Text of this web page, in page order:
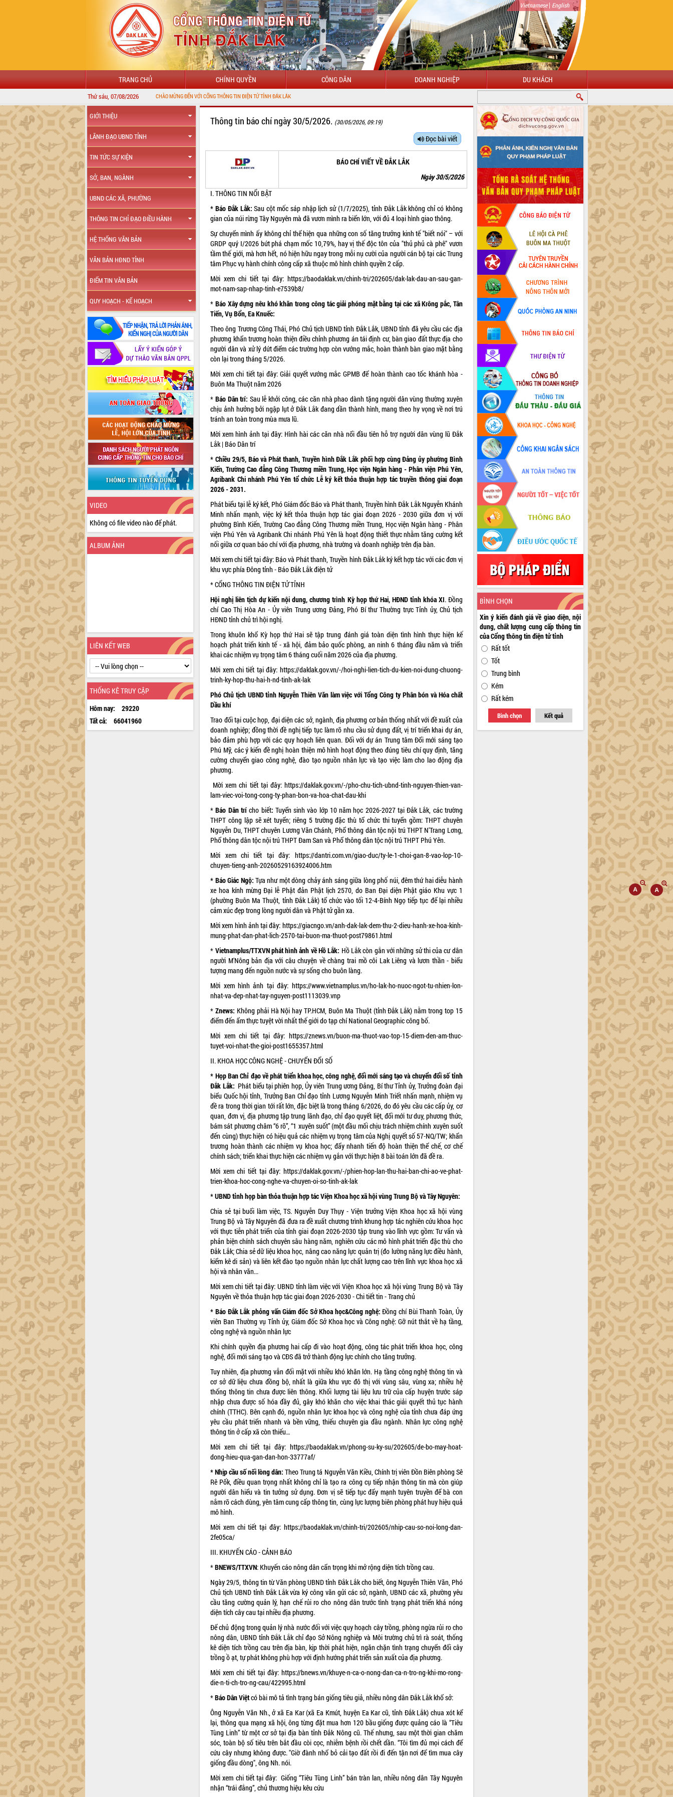
Vietnamese| English
TRANG CHỦ CHÍNH QUYỀN CÔNG DÂN DOANH NGHIỆP DU KHÁCH
Thứ sáu, 07/08/2026
GIỚI THIỆU
LÃNH ĐẠO UBND TỈNH
TIN TỨC SỰ KIỆN
SỞ, BAN, NGÀNH
UBND CÁC XÃ, PHƯỜNG
THÔNG TIN CHỈ ĐẠO ĐIỀU HÀNH
HỆ THỐNG VĂN BẢN
VĂN BẢN HĐND TỈNH
ĐIỂM TIN VĂN BẢN
QUY HOẠCH - KẾ HOẠCH
VIDEO
Không có file video nào để phát.
ALBUM ẢNH
LIÊN KẾT WEB
THỐNG KÊ TRUY CẬP
Hôm nay:
29220
Tất cả:
66041960
Thông tin báo chí ngày 30/5/2026. (30/05/2026, 09:19)
Đọc bài viết
BÁO CHÍ VIẾT VỀ ĐẮK LẮK
Ngày 30/5/2026
I. THÔNG TIN NỔI BẬT
* Báo Đắk Lắk:Sau cột mốc sáp nhập lịch sử (1/7/2025), tỉnh Đắk Lắk không chỉ có không
gian của núi rừng Tây Nguyên mà đã vươn mình ra biển lớn, với đủ 4 loại hình giao thông.
Sự chuyển mình ấy không chỉ thể hiện qua những con số tăng trưởng kinh tế "biết nói" – với
GRDP quý I/2026 bứt phá chạm mốc 10,79%, hay vị thế độc tôn của "thủ phủ cà phê" vươn
tầm thế giới, mà hơn hết, nó hiện hữu ngay trong mỗi nụ cười của người cán bộ tại các Trung
tâm Phục vụ hành chính công cấp xã thuộc mô hình chính quyền 2 cấp.
Mời xem chi tiết tại đây: https://baodaklak.vn/chinh-tri/202605/dak-lak-dau-an-sau-gan-
mot-nam-sap-nhap-tinh-e7539b8/
* Báo Xây dựng nêu khó khăn trong công tác giải phóng mặt bằng tại các xã Krông pắc, Tân
Tiến, Vụ Bổn, Ea Knuếc:
Theo ông Trương Công Thái, Phó Chủ tịch UBND tỉnh Đắk Lắk, UBND tỉnh đã yêu cầu các địa
phương khẩn trương hoàn thiện điều chỉnh phương án tái định cư, bàn giao đất thực địa cho
người dân và xử lý dứt điểm các trường hợp còn vướng mắc, hoàn thành bàn giao mặt bằng
còn lại trong tháng 5/2026.
Mời xem chi tiết tại đây:Giải quyết vướng mắc GPMB để hoàn thành cao tốc khánh hòa -
Buôn Ma Thuột năm 2026
* Báo Dân trí: Sau lễ khởi công, các căn nhà phao dành tặng người dân vùng thường xuyên
chịu ảnh hưởng bởi ngập lụt ở Đắk Lắk đang dần thành hình, mang theo hy vọng về nơi trú
tránh an toàn trong mùa mưa lũ.
Mời xem hình ảnh tại đây: Hình hài các căn nhà nổi đầu tiên hỗ trợ người dân vùng lũ Đắk
Lắk | Báo Dân trí
* Chiều 29/5, Báo và Phát thanh, Truyền hình Đắk Lắk phối hợp cùng Đảng ủy phường Bình
Kiến, Trường Cao đẳng Công Thương miền Trung, Học viện Ngân hàng - Phân viện Phú Yên,
Agribank Chi nhánh Phú Yên tổ chức Lễ ký kết thỏa thuận hợp tác truyền thông giai đoạn
2026 - 2031.
Phát biểu tại lễ ký kết, Phó Giám đốc Báo và Phát thanh, Truyền hình Đắk Lắk Nguyễn Khánh
Minh nhấn mạnh, việc ký kết thỏa thuận hợp tác giai đoạn 2026 - 2030 giữa đơn vị với
phường Bình Kiến, Trường Cao đẳng Công Thương miền Trung, Học viện Ngân hàng - Phân
viện Phú Yên và Agribank Chi nhánh Phú Yên là hoạt động thiết thực nhằm tăng cường kết
nối giữa cơ quan báo chí với địa phương, nhà trường và doanh nghiệp trên địa bàn.
Mời xem chi tiết tại đây: Báo và Phát thanh, Truyền hình Đắk Lắk ký kết hợp tác với các đơn vị
khu vực phía Đông tỉnh - Báo Đắk Lắk điện tử
* CỔNG THÔNG TIN ĐIỆN TỬ TỈNH
Hội nghị liên tịch dự kiến nội dung, chương trình Kỳ họp thứ Hai, HĐND tỉnh khóa XI. Đồng
chí Cao Thị Hòa An - Ủy viên Trung ương Đảng, Phó Bí thư Thường trực Tỉnh ủy, Chủ tịch
HĐND tỉnh chủ trì hội nghị.
Trong khuôn khổ Kỳ họp thứ Hai sẽ tập trung đánh giá toàn diện tình hình thực hiện kế
hoạch phát triển kinh tế - xã hội, đảm bảo quốc phòng, an ninh 6 tháng đầu năm và triển
khai các nhiệm vụ trọng tâm 6 tháng cuối năm 2026 của địa phương.
Mời xem chi tiết tại đây: https://daklak.gov.vn/-/hoi-nghi-lien-tich-du-kien-noi-dung-chuong-
trinh-ky-hop-thu-hai-h-nd-tinh-ak-lak
Phó Chủ tịch UBND tỉnh Nguyễn Thiên Văn làm việc với Tổng Công ty Phân bón và Hóa chất
Dầu khí
Trao đổi tại cuộc họp, đại diện các sở, ngành, địa phương cơ bản thống nhất với đề xuất của
doanh nghiệp; đồng thời đề nghị tiếp tục làm rõ nhu cầu sử dụng đất, vị trí triển khai dự án,
bảo đảm phù hợp với các quy hoạch liên quan. Đối với dự án Trung tâm Đổi mới sáng tạo
Phú Mỹ, các ý kiến đề nghị hoàn thiện mô hình hoạt động theo đúng tiêu chí quy định, tăng
cường chuyển giao công nghệ, đào tạo nguồn nhân lực và tạo việc làm cho lao động địa
phương.
Mời xem chi tiết tại đây: https://daklak.gov.vn/-/pho-chu-tich-ubnd-tinh-nguyen-thien-van-
lam-viec-voi-tong-cong-ty-phan-bon-va-hoa-chat-dau-khi
*Báo Dân trícho biết: Tuyển sinh vào lớp 10 năm học 2026-2027 tại Đắk Lắk, các trường
THPT công lập sẽ xét tuyển; riêng 5 trường đặc thù tổ chức thi tuyển gồm: THPT chuyên
Nguyễn Du, THPT chuyên Lương Văn Chánh, Phổ thông dân tộc nội trú THPT N'Trang Lơng,
Phổ thông dân tộc nội trú THPT Đam San và Phổ thông dân tộc nội trú THPT Phú Yên.
Mời xem chi tiết tại đây: https://dantri.com.vn/giao-duc/ty-le-1-choi-gan-8-vao-lop-10-
chuyen-tieng-anh-20260529163924006.htm
* Báo Giác Ngộ:Tựa như một dòng chảy ánh sáng giữa lòng phố núi, đêm thứ hai diễu hành
xe hoa kính mừng Đại lễ Phật đản Phật lịch 2570, do Ban Đại diện Phật giáo Khu vực 1
(phường Buôn Ma Thuột, tỉnh Đắk Lắk) tổ chức vào tối 12-4-Bính Ngọ tiếp tục để lại nhiều
cảm xúc đẹp trong lòng người dân và Phật tử gần xa.
Mời xem hình ảnh tại đây: https://giacngo.vn/anh-dak-lak-dem-thu-2-dieu-hanh-xe-hoa-kinh-
mung-phat-dan-phat-lich-2570-tai-buon-ma-thuot-post79861.html
* Vietnamplus/TTXVN phát hình ảnh về Hồ Lắk: Hồ Lắk còn gắn với những sử thi của cư dân
người M'Nông bản địa với câu chuyện về chàng trai mồ côi Lak Liêng và lươn thần - biểu
tượng mang đến nguồn nước và sự sống cho buôn làng.
Mời xem hình ảnh tại đây: https://www.vietnamplus.vn/ho-lak-ho-nuoc-ngot-tu-nhien-lon-
nhat-va-dep-nhat-tay-nguyen-post1113039.vnp
*Znews: Không phải Hà Nội hay TP.HCM, Buôn Ma Thuột (tỉnh Đắk Lắk) nằm trong top 15
điểm đến ẩm thực tuyệt vời nhất thế giới do tạp chí National Geographic công bố.
Mời xem chi tiết tại đây: https://znews.vn/buon-ma-thuot-vao-top-15-diem-den-am-thuc-
tuyet-voi-nhat-the-gioi-post1655357.html
II. KHOA HỌC CÔNG NGHỆ - CHUYỂN ĐỔI SỐ
* Họp Ban Chỉ đạo về phát triển khoa học, công nghệ, đổi mới sáng tạo và chuyển đổi số tỉnh
Đắk Lắk: Phát biểu tại phiên họp, Ủy viên Trung ương Đảng, Bí thư Tỉnh ủy, Trưởng đoàn đại
biểu Quốc hội tỉnh, Trưởng Ban Chỉ đạo tỉnh Lương Nguyễn Minh Triết nhấn mạnh, nhiệm vụ
đề ra trong thời gian tới rất lớn, đặc biệt là trong tháng 6/2026, do đó yêu cầu các cấp ủy, cơ
quan, đơn vị, địa phương tập trung lãnh đạo, chỉ đạo quyết liệt, đổi mới tư duy, phương thức,
bám sát phương châm “6 rõ”, “1 xuyên suốt” (một đầu mối chịu trách nhiệm chính xuyên suốt
đến cùng) thực hiện có hiệu quả các nhiệm vụ trọng tâm của Nghị quyết số 57-NQ/TW; khẩn
trương hoàn thành các nhiệm vụ khoa học; đẩy nhanh tiến độ hoàn thiện thể chế, cơ chế
chính sách; triển khai thực hiện các nhiệm vụ gắn với thực hiện 8 bài toán lớn đã đề ra.
Mời xem chi tiết tại đây: https://daklak.gov.vn/-/phien-hop-lan-thu-hai-ban-chi-ao-ve-phat-
trien-khoa-hoc-cong-nghe-va-chuyen-oi-so-tinh-ak-lak
* UBND tỉnh họp bàn thỏa thuận hợp tác Viện Khoa học xã hội vùng Trung Bộ và Tây Nguyên:
Chia sẻ tại buổi làm việc, TS. Nguyễn Duy Thụy - Viện trưởng Viện Khoa học xã hội vùng
Trung Bộ và Tây Nguyên đã đưa ra đề xuất chương trình khung hợp tác nghiên cứu khoa học
với thực tiễn phát triển của tỉnh giai đoạn 2026-2030 tập trung vào lĩnh vực gồm: Tư vấn và
phản biện chính sách chuyên sâu hàng năm, nghiên cứu các mô hình phát triển đặc thù cho
Đắk Lắk; Chia sẻ dữ liệu khoa học, nâng cao năng lực quản trị (đo lường năng lực điều hành,
kiểm kê di sản) và liên kết đào tạo nguồn nhân lực chất lượng cao trên lĩnh vực khoa học xã
hội và nhân văn...
Mời xem chi tiết tại đây: UBND tỉnh làm việc với Viện Khoa học xã hội vùng Trung Bộ và Tây
Nguyên về thỏa thuận hợp tác giai đoạn 2026-2030 - Chi tiết tin - Trang chủ
* Báo Đắk Lắk phỏng vấn Giám đốc Sở Khoa học&Công nghệ:Đồng chí Bùi Thanh Toàn, Ủy
viên Ban Thường vụ Tỉnh ủy, Giám đốc Sở Khoa học và Công nghệ: Gỡ nút thắt về hạ tầng,
công nghệ và nguồn nhân lực
Khi chính quyền địa phương hai cấp đi vào hoạt động, công tác phát triển khoa học, công
nghệ, đổi mới sáng tạo và CĐS đã trở thành động lực chính cho tăng trưởng.
Tuy nhiên, địa phương vẫn đối mặt với nhiều khó khăn lớn. Hạ tầng công nghệ thông tin và
cơ sở dữ liệu chưa đồng bộ, nhất là giữa khu vực đô thị với vùng sâu, vùng xa; nhiều hệ
thống thông tin chưa được liên thông. Khối lượng tài liệu lưu trữ của cấp huyện trước sáp
nhập chưa được số hóa đầy đủ, gây khó khăn cho việc khai thác giải quyết thủ tục hành
chính (TTHC). Bên cạnh đó, nguồn nhân lực khoa học và công nghệ của tỉnh chưa đáp ứng
yêu cầu phát triển nhanh và bền vững, thiếu chuyên gia đầu ngành. Nhân lực công nghệ
thông tin ở cấp xã còn thiếu…
Mời xem chi tiết tại đây: https://baodaklak.vn/phong-su-ky-su/202605/de-bo-may-hoat-
dong-hieu-qua-gan-dan-hon-33777af/
* Nhịp cầu số nối lòng dân:Theo Trung tá Nguyễn Văn Kiều, Chính trị viên Đồn Biên phòng Sê
Rê Pốk, điều quan trọng nhất không chỉ là tạo ra công cụ tiếp nhận thông tin mà còn giúp
người dân hiểu và tin tưởng sử dụng. Đơn vị sẽ tiếp tục đẩy mạnh tuyên truyền để bà con
nắm rõ cách dùng, yên tâm cung cấp thông tin, cùng lực lượng biên phòng phát huy hiệu quả
mô hình.
Mời xem chi tiết tại đây: https://baodaklak.vn/chinh-tri/202605/nhip-cau-so-noi-long-dan-
2fe05ca/
III. KHUYẾN CÁO - CẢNH BÁO
*BNEWS/TTXVN: Khuyến cáo nông dân cẩn trọng khi mở rộng diện tích trồng cau.
Ngày 29/5, thông tin từ Văn phòng UBND tỉnh Đắk Lắk cho biết, ông Nguyễn Thiên Văn, Phó
Chủ tịch UBND tỉnh Đắk Lắk vừa ký công văn gửi các sở, ngành, UBND các xã, phường yêu
cầu tăng cường quản lý, hạn chế rủi ro cho nông dân trước tình trạng phát triển khá nóng
diện tích cây cau tại nhiều địa phương.
Để chủ động trong quản lý nhà nước đối với việc quy hoạch cây trồng, phòng ngừa rủi ro cho
nông dân, UBND tỉnh Đắk Lắk chỉ đạo Sở Nông nghiệp và Môi trường chủ trì rà soát, thống
kê diện tích trồng cau trên địa bàn, kịp thời phát hiện, ngăn chặn tình trạng chuyển đổi cây
trồng ồ ạt, tự phát không phù hợp với định hướng phát triển sản xuất của địa phương.
Mời xem chi tiết tại đây: https://bnews.vn/khuye-n-ca-o-nong-dan-ca-n-tro-ng-khi-mo-rong-
die-n-ti-ch-tro-ng-cau/422995.html
*Báo Dân Việtcó bài mô tả tình trạng bán giống tiêu giả, nhiều nông dân Đắk Lắk khổ sở:
Ông Nguyễn Văn Nh., ởxã Ea Kar(xã Ea Kmút, huyện Ea Kar cũ, tỉnh Đắk Lắk) chua xót kể
lại, thông qua mạng xã hội, ông từng đặt mua hơn 120 bầu giống được quảng cáo là “Tiêu
Tùng Linh” từ một cơ sở tại địa bàn tỉnh Đắk Nông cũ. Thế nhưng, sau một thời gian chăm
sóc, toàn bộ số tiêu trên bắt đầu còi cọc, nhiễm bệnh rồi chết dần. “Tôi tìm đủ mọi cách để
cứu cây nhưng không được. "Giờ đành nhổ bỏ cải tạo đất rồi đi đến tận nơi để tìm mua cây
giống đầu dòng", ông Nh. nói.
Mời xem chi tiết tại đây:Giống “Tiêu Tùng Linh” bán tràn lan, nhiều nông dân Tây Nguyên
nhận “trái đắng”, chủ thương hiệu kêu cứu
BÌNH CHỌN
Xin ý kiến đánh giá về giao diện, nội
dung, chất lượng cung cấp thông tin
của Cổng thông tin điện tử tỉnh
Rất tốt
Tốt
Trung bình
Kém
Rất kém
Bình chọn Kết quả